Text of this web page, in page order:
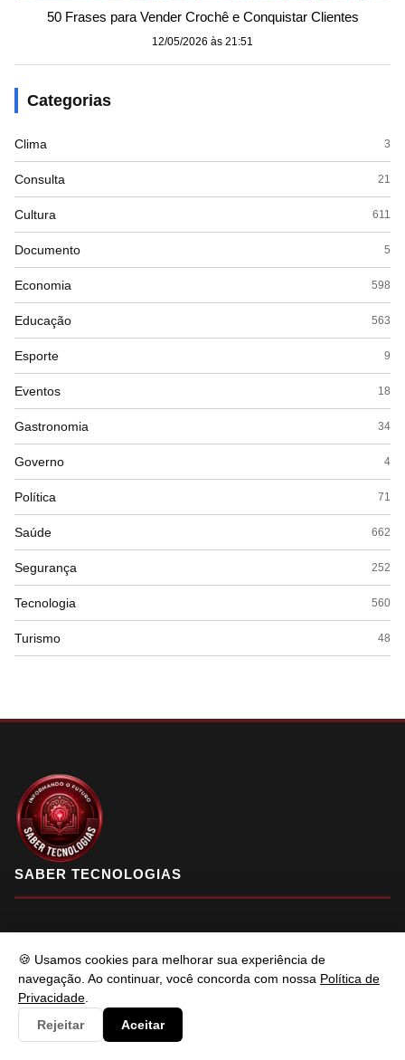
🍪 Usamos cookies para melhorar sua experiência de
navegação. Ao continuar, você concorda com nossa Política de
Privacidade
Rejeitar
Aceitar
50 Frases para Vender Crochê e Conquistar Clientes
12/05/2026 às 21:51
Categorias
Clima 3
Consulta 21
Cultura 611
Documento 5
Economia 598
Educação 563
Esporte 9
Eventos 18
Gastronomia 34
Governo 4
Política 71
Saúde 662
Segurança 252
Tecnologia 560
Turismo 48
SABER TECNOLOGIAS
em informar e resolver os problemas do usuários de maneira
eficaz. Fique à vontade para entrar em contato.
X YT